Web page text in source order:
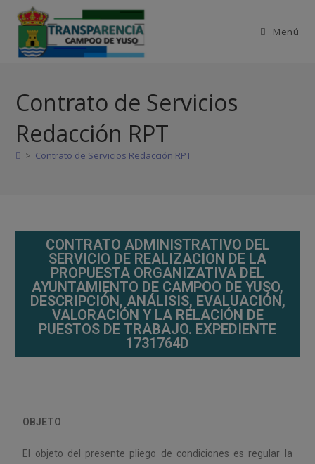
Menú
Contrato de Servicios
Redacción RPT
> Contrato de Servicios Redacción RPT
CONTRATO ADMINISTRATIVO DEL
SERVICIO DE REALIZACION DE LA
PROPUESTA ORGANIZATIVA DEL
AYUNTAMIENTO DE CAMPOO DE YUSO,
DESCRIPCIÓN, ANÁLISIS, EVALUACIÓN,
VALORACIÓN Y LA RELACIÓN DE
PUESTOS DE TRABAJO. EXPEDIENTE
1731764D
OBJETO
El objeto del presente pliego de condiciones es regular la